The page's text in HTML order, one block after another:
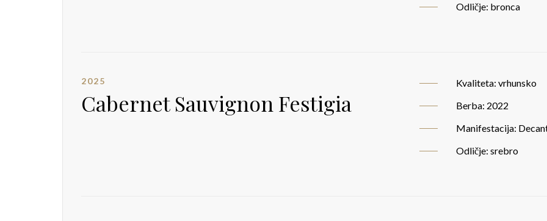
Odličje: bronca
2025
Cabernet Sauvignon Festigia
Kvaliteta: vrhunsko
Berba: 2022
Manifestacija:
Odličje: srebro